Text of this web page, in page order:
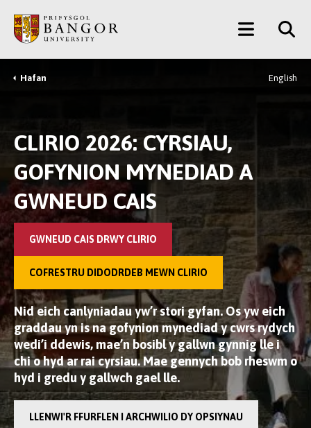
Prif
Gynnwys
Main
Menu
Breadcrumb
Hafan English
CLIRIO 2026: CYRSIAU,
GOFYNION MYNEDIAD A
GWNEUD CAIS
GWNEUD CAIS DRWY CLIRIO
COFRESTRU DIDODRDEB MEWN CLIRIO
Nid eich canlyniadau yw’r stori gyfan. Os yw eich
graddau yn is na gofynion mynediad y cwrs rydych
wedi’i ddewis, mae’n bosibl y gallwn gynnig lle i
chi o hyd ar rai cyrsiau. Mae gennych bob rheswm o
hyd i gredu y gallwch gael lle.
LLENWI'R FFURFLEN I ARCHWILIO DY OPSIYNAU